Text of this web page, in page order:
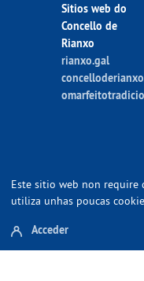
Sitios web do
Concello de
Rianxo
rianxo.gal
Este sitio web non require
utiliza unhas poucas
Acceder